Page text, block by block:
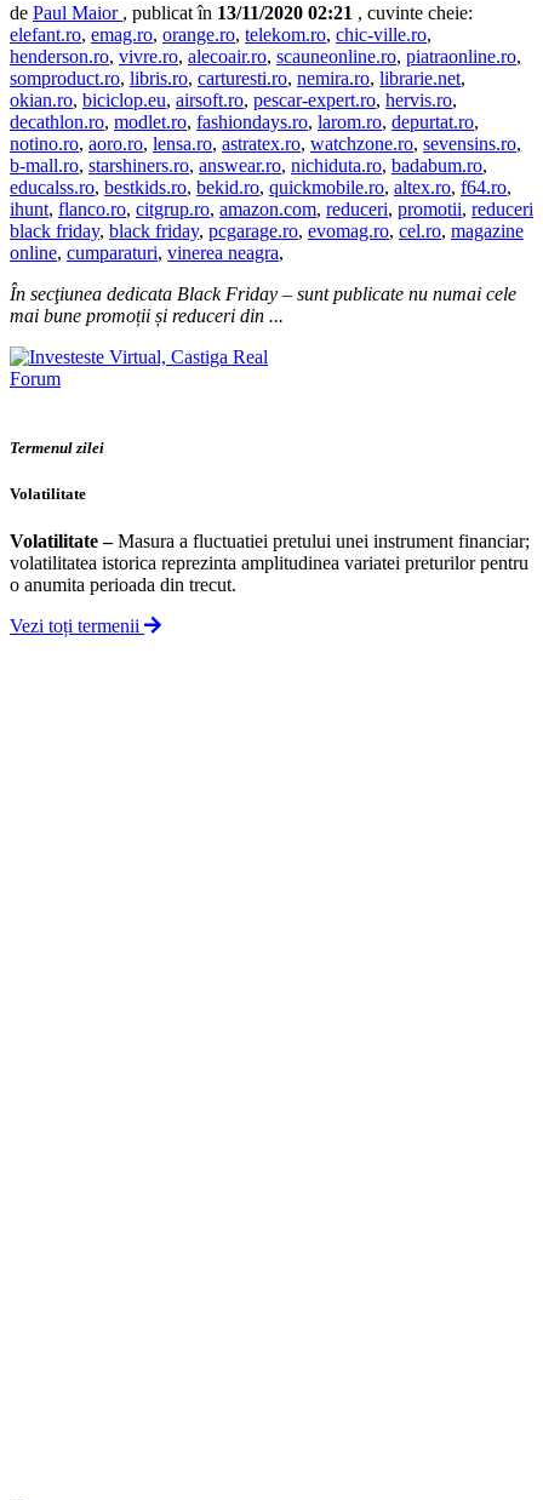
de Paul Maior , publicat în 13/11/2020 02:21 , cuvinte cheie:
elefant.ro, emag.ro, orange.ro, telekom.ro, chic-ville.ro,
henderson.ro, vivre.ro, alecoair.ro, scauneonline.ro, piatraonline.ro,
somproduct.ro, libris.ro, carturesti.ro, nemira.ro, librarie.net,
okian.ro, biciclop.eu, airsoft.ro, pescar-expert.ro, hervis.ro,
decathlon.ro, modlet.ro, fashiondays.ro, larom.ro, depurtat.ro,
notino.ro, aoro.ro, lensa.ro, astratex.ro, watchzone.ro, sevensins.ro,
b-mall.ro, starshiners.ro, answear.ro, nichiduta.ro, badabum.ro,
educalss.ro, bestkids.ro, bekid.ro, quickmobile.ro, altex.ro, f64.ro,
ihunt, flanco.ro, citgrup.ro, amazon.com, reduceri, promotii, reduceri
black friday, black friday, pcgarage.ro, evomag.ro, cel.ro, magazine
online, cumparaturi, vinerea neagra,
În secţiunea dedicata Black Friday – sunt publicate nu numai cele
mai bune promoții și reduceri din ...
Forum
Termenul zilei
Volatilitate
Volatilitate–Masura a fluctuatiei pretului unei instrument financiar;
volatilitatea istorica reprezinta amplitudinea variatei preturilor pentru
o anumita perioada din trecut.
Vezi toți termenii